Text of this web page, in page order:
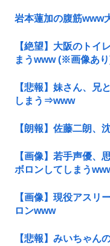
岩本蓮加の腹筋www
【絶望】大阪のトイ
まうwww (※画像あ
【悲報】妹さん、兄
しまう⇒www
【朗報】佐藤二朗、
【画像】若手声優、
ボロンしてしまう
【画像】現役アスリ
ロンwww
【悲報】みいちゃん